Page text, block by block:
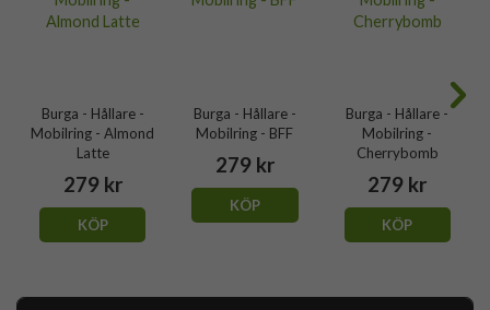
Burga - Hållare -
Mobilring - Almond
Latte
279 kr
KÖP
Burga - Hållare -
Mobilring - BFF
279 kr
KÖP
Burga - Hållare -
Mobilring -
Cherrybomb
279 kr
KÖP